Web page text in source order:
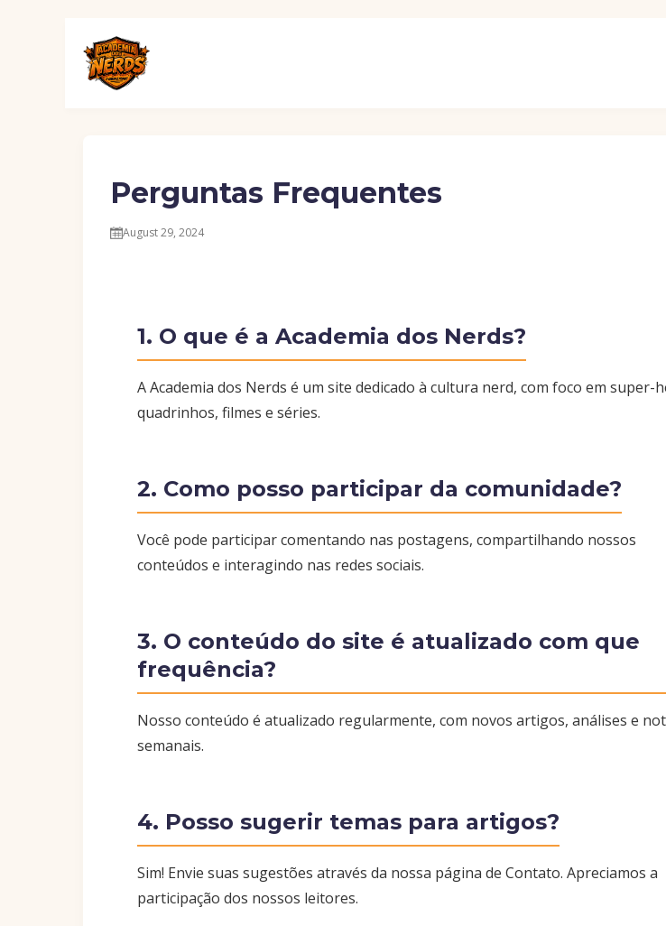
Perguntas Frequentes
August 29, 2024
1. O que é a Academia dos Nerds?
A Academia dos Nerds é um site dedicado à cultura nerd, com foco em super-
quadrinhos, filmes e séries.
2. Como posso participar da comunidade?
Você pode participar comentando nas postagens, compartilhando nossos
conteúdos e interagindo nas redes sociais.
3. O conteúdo do site é atualizado com que
frequência?
Nosso conteúdo é atualizado regularmente, com novos artigos, análises e
semanais.
4. Posso sugerir temas para artigos?
Sim! Envie suas sugestões através da nossa página de Contato. Apreciamos a
participação dos nossos leitores.